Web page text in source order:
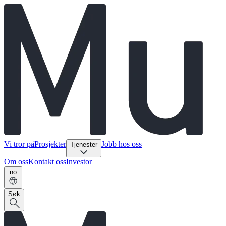
Vi tror påProsjekter Tjenester Jobb hos oss
Om ossKontakt ossInvestor
no
Søk